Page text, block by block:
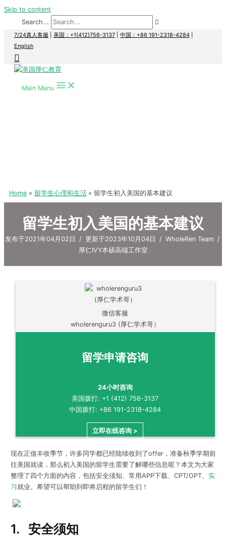
Skip to content
Search...
7/24真人客服 美国：+1(412)756-3137 中国：+86 191-2318-4284
English
Main Menu
Home 留学生心理和生活 留学生初入美国的基本建议
留学生初入美国的基本建议
发布于2021年04月02日 / 更新于2023年10月04日 / WholeRen Team /
厚仁IVY本硕高端工作室
微信客服
wholerenguru3 (厚仁学术哥）
留学申请咨询
24小时咨询
美国拨打: +1 (412) 756-3137
中国拨打: +86 191-2318-4284
立即在线咨询 >
现在正值丰收季节，许多同学都已经陆续收到了offer，准备秋季学期前
往美国就读，那么初入美国的留学生需要了解哪些信息呢？本文为大家
整理了四个方面的内容，包括安全须知、常用APP下载、CPT/OPT、 实
习就业。希望可以帮助到即将启程的留学生们！
1. 安全须知